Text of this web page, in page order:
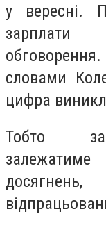
у вересні.
зарплати
словами
цифра
Тобто